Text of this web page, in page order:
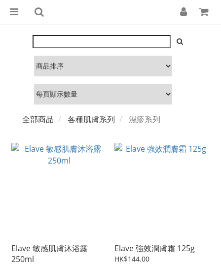
全部商品 各種肌膚系列 濕疹系列
Elave 敏感肌膚沐浴露
250ml
Elave 強效潤膚霜 125g
HK$144.00